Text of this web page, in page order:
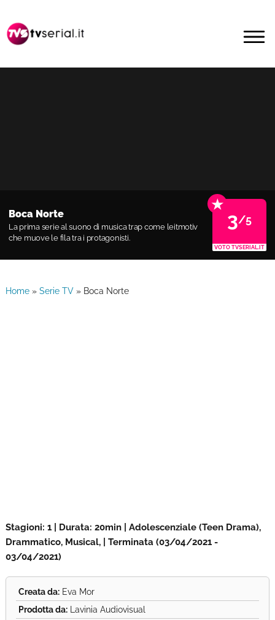
alla
navigazione
contenuto
MENU
Boca Norte
La prima serie al suono di musica trap come leitmotiv
che muove le fila tra i protagonisti.
★
3/5
VOTO TVSERIAL.IT
Home» Serie TV» Boca Norte
Stagioni: 1 | Durata: 20min | Adolescenziale (Teen Drama),
Drammatico, Musical, | Terminata (03/04/2021 -
03/04/2021)
Creata da:Eva Mor
Prodotta da:Lavinia Audiovisual